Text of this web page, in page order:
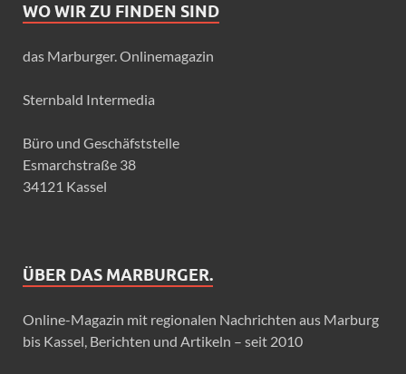
WO WIR ZU FINDEN SIND
das Marburger. Onlinemagazin
Sternbald Intermedia
Büro und Geschäfststelle
Esmarchstraße 38
34121 Kassel
ÜBER DAS MARBURGER.
Online-Magazin mit regionalen Nachrichten aus Marburg
bis Kassel, Berichten und Artikeln – seit 2010